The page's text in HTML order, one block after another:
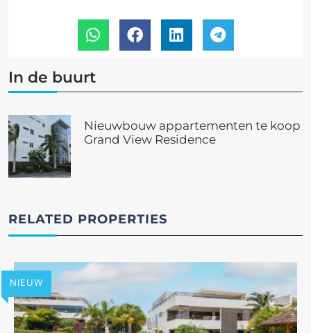
In de buurt
Nieuwbouw appartementen te koop
Grand View Residence
RELATED PROPERTIES
NIEUW